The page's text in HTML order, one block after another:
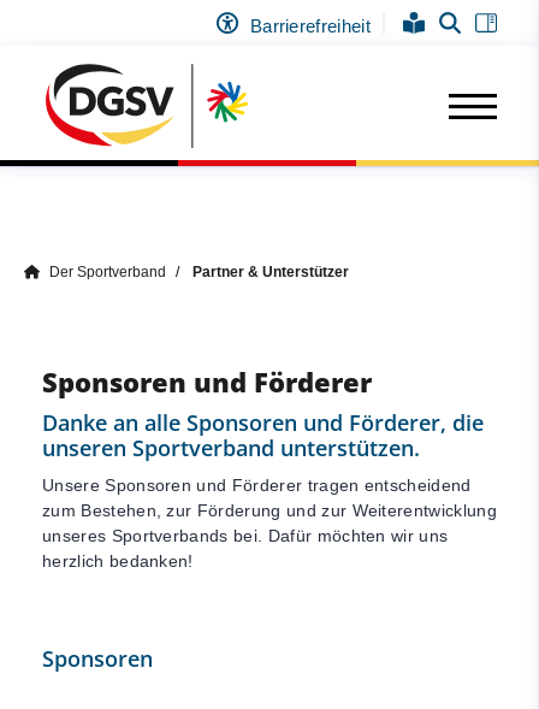
Barrierefreiheit
Der Sportverband Partner & Unterstützer
Sponsoren und Förderer
Danke an alle Sponsoren und Förderer, die
unseren Sportverband unterstützen.
Unsere Sponsoren und Förderer tragen entscheidend
zum Bestehen, zur Förderung und zur Weiterentwicklung
unseres Sportverbands bei. Dafür möchten wir uns
herzlich bedanken!
Sponsoren